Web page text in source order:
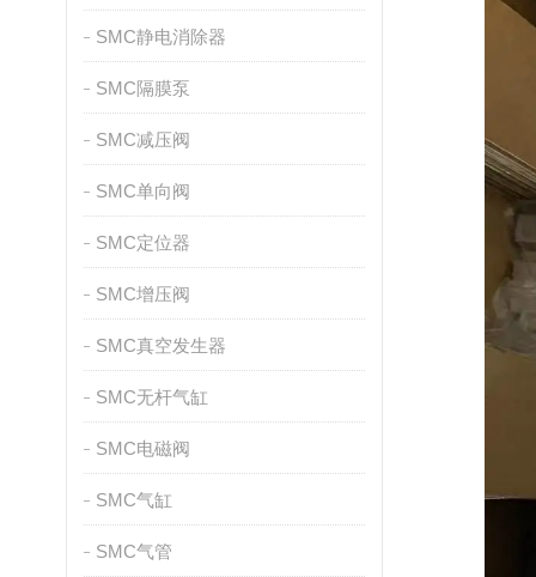
SMC静电消除器
SMC隔膜泵
SMC减压阀
SMC单向阀
SMC定位器
SMC增压阀
SMC真空发生器
SMC无杆气缸
SMC电磁阀
SMC气缸
SMC气管